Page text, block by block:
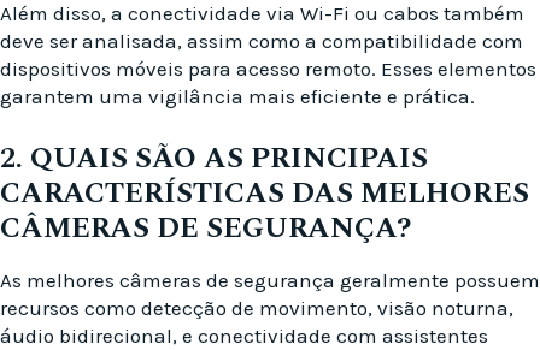
Além disso, a conectividade via Wi-Fi ou cabos também
deve ser analisada, assim como a compatibilidade com
dispositivos móveis para acesso remoto. Esses elementos
garantem uma vigilância mais eficiente e prática.
2. QUAIS SÃO AS PRINCIPAIS
CARACTERÍSTICAS DAS MELHORES
CÂMERAS DE SEGURANÇA?
As melhores câmeras de segurança geralmente possuem
recursos como detecção de movimento, visão noturna,
áudio bidirecional, e conectividade com assistentes